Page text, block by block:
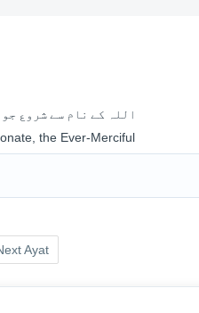
اللہ کے نام سے شروع
the Ever-Merciful
Ayat